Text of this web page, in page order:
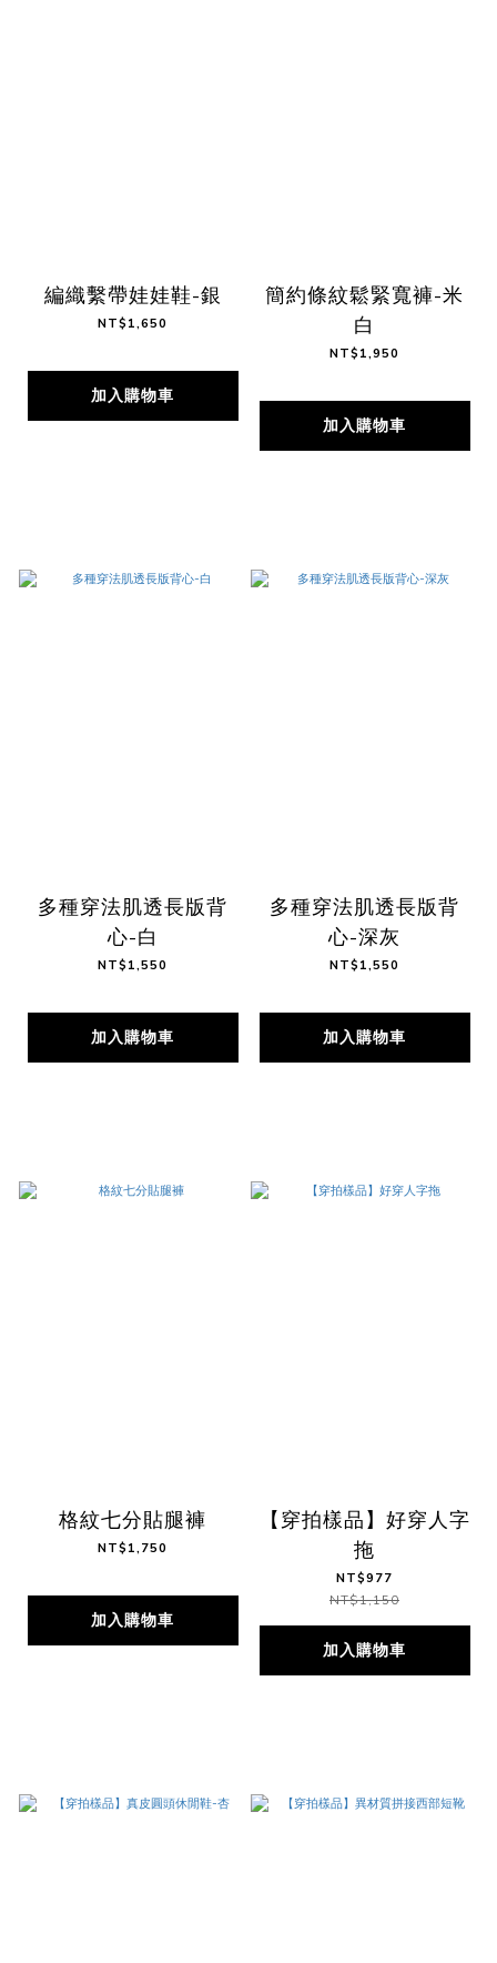
編織繫帶娃娃鞋-銀
NT$1,650
加入購物車
簡約條紋鬆緊寬褲-米
白
NT$1,950
加入購物車
多種穿法肌透長版背
心-白
NT$1,550
加入購物車
多種穿法肌透長版背
心-深灰
NT$1,550
加入購物車
格紋七分貼腿褲
NT$1,750
加入購物車
【穿拍樣品】好穿人字
拖
NT$977
NT$1,150
加入購物車